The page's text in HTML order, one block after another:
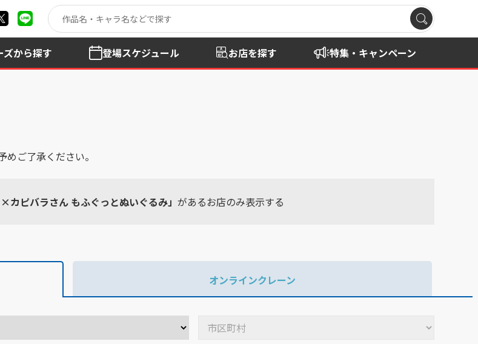
ズから探す 登場スケジュール お店を探す 特集・キャンペーン
ご了承ください。
カピバラさん もふぐっとぬいぐるみ」 があるお店のみ表示する
オンラインクレーン